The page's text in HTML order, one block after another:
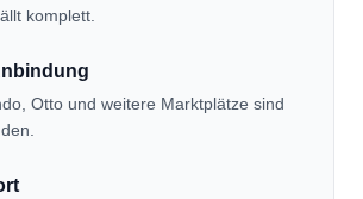
komplett.
Otto und weitere Marktplätze sind